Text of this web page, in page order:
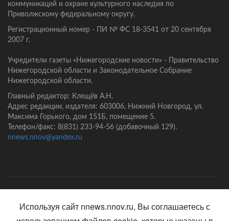
коммуникаций и охране культурного наследия по
Приволжскому федеральному округу.
Регистрационный номер - ПИ № ФС 18-3541 от 20 сентября
2007 г.
Учредители газеты «Нижегородские новости» - Правительство
Нижегородской области и Законодательное Собрание
Нижегородской области.
Главный редактор: Клещёв А.Н.
Адрес редакции, издателя: 603006, Нижний Новгород, ул.
Максима Горького, дом 151Б, помещение 5.
Телефон/факс: 8(831) 233-94-56 (добавочный 129).
nnews.nnov@yandex.ru
Используя сайт nnews.nnov.ru, Вы соглашаетесь с